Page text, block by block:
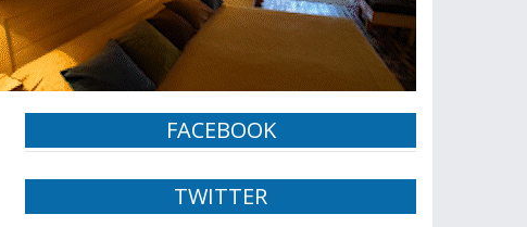
FACEBOOK
TWITTER